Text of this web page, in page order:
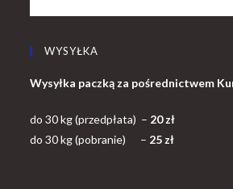
WYSYŁKA
Wysyłka paczką za pośrednictwem
do 30 kg (przedpłata) – 20 zł
do 30 kg (pobranie) – 25 zł